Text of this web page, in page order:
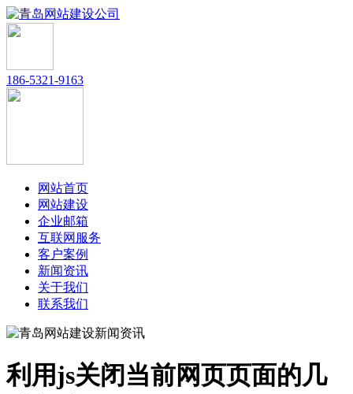
186-5321-9163
网站首页
网站建设
企业邮箱
互联网服务
客户案例
新闻资讯
关于我们
联系我们
利用js关闭当前网页页面的几